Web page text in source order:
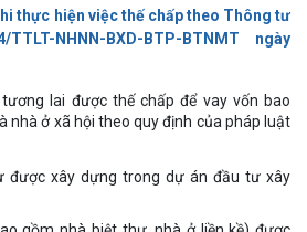
thực hiện việc thế chấp theo Thông tư
NHNN-BXD-BTP-BTNMT ngày
lai được thế chấp để vay vốn bao
nhà ở xã hội theo quy định của pháp luật
được xây dựng trong dự án đầu tư xây